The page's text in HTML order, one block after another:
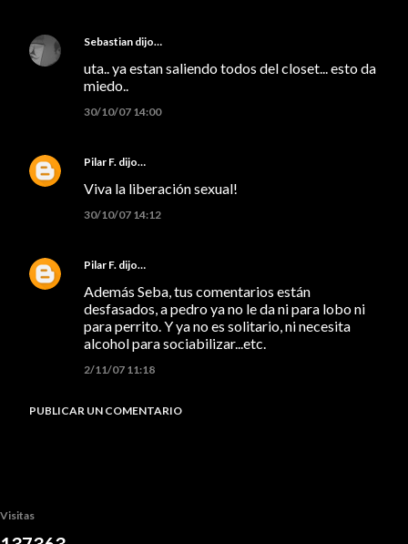
Sebastian dijo…
uta.. ya estan saliendo todos del closet... esto da
miedo..
30/10/07 14:00
Pilar F. dijo…
Viva la liberación sexual!
30/10/07 14:12
Pilar F. dijo…
Además Seba, tus comentarios están
desfasados, a pedro ya no le da ni para lobo ni
para perrito. Y ya no es solitario, ni necesita
alcohol para sociabilizar...etc.
2/11/07 11:18
PUBLICAR UN COMENTARIO
Visitas